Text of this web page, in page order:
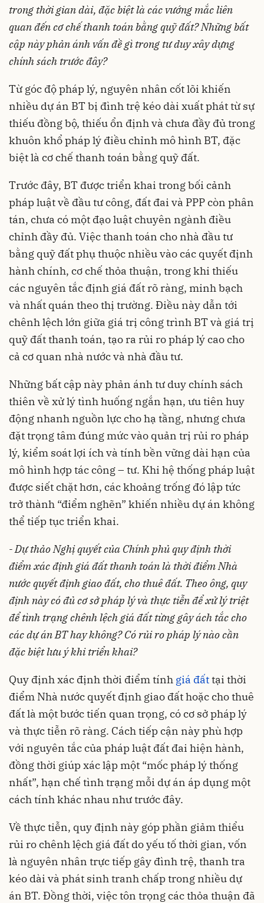
trong thời gian dài, đặc biệt là các vướng mắc liên
quan đến cơ chế thanh toán bằng quỹ đất? Những bất
cập này phản ánh vấn đề gì trong tư duy xây dựng
chính sách trước đây?
Từ góc độ pháp lý, nguyên nhân cốt lõi khiến
nhiều dự án BT bị đình trệ kéo dài xuất phát từ sự
thiếu đồng bộ, thiếu ổn định và chưa đầy đủ trong
khuôn khổ pháp lý điều chỉnh mô hình BT, đặc
biệt là cơ chế thanh toán bằng quỹ đất.
Trước đây, BT được triển khai trong bối cảnh
pháp luật về đầu tư công, đất đai và PPP còn phân
tán, chưa có một đạo luật chuyên ngành điều
chỉnh đầy đủ. Việc thanh toán cho nhà đầu tư
bằng quỹ đất phụ thuộc nhiều vào các quyết định
hành chính, cơ chế thỏa thuận, trong khi thiếu
các nguyên tắc định giá đất rõ ràng, minh bạch
và nhất quán theo thị trường. Điều này dẫn tới
chênh lệch lớn giữa giá trị công trình BT và giá trị
quỹ đất thanh toán, tạo ra rủi ro pháp lý cao cho
cả cơ quan nhà nước và nhà đầu tư.
Những bất cập này phản ánh tư duy chính sách
thiên về xử lý tình huống ngắn hạn, ưu tiên huy
động nhanh nguồn lực cho hạ tầng, nhưng chưa
đặt trọng tâm đúng mức vào quản trị rủi ro pháp
lý, kiểm soát lợi ích và tính bền vững dài hạn của
mô hình hợp tác công – tư. Khi hệ thống pháp luật
được siết chặt hơn, các khoảng trống đó lập tức
trở thành “điểm nghẽn” khiến nhiều dự án không
thể tiếp tục triển khai.
-Dự thảo Nghị quyết của Chính phủ quy định thời
điểm xác định giá đất thanh toán là thời điểm Nhà
nước quyết định giao đất, cho thuê đất. Theo ông, quy
định này có đủ cơ sở pháp lý và thực tiễn để xử lý triệt
để tình trạng chênh lệch giá đất từng gây ách tắc cho
các dự án BT hay không? Có rủi ro pháp lý nào cần
đặc biệt lưu ý khi triển khai?
Quy định xác định thời điểm tính giá đấttại thời
điểm Nhà nước quyết định giao đất hoặc cho thuê
đất là một bước tiến quan trọng, có cơ sở pháp lý
và thực tiễn rõ ràng. Cách tiếp cận này phù hợp
với nguyên tắc của pháp luật đất đai hiện hành,
đồng thời giúp xác lập một “mốc pháp lý thống
nhất”, hạn chế tình trạng mỗi dự án áp dụng một
cách tính khác nhau như trước đây.
Về thực tiễn, quy định này góp phần giảm thiểu
rủi ro chênh lệch giá đất do yếu tố thời gian, vốn
là nguyên nhân trực tiếp gây đình trệ, thanh tra
kéo dài và phát sinh tranh chấp trong nhiều dự
án BT. Đồng thời, việc tôn trọng các thỏa thuận đã